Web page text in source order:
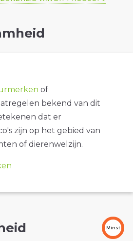
of
bekend van dit
dat er
zijn op het gebied van
of dierenwelzijn.
Minst